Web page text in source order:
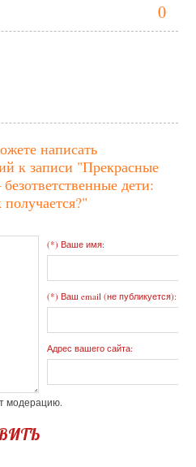
0
написать
к записи "Прекрасные
дети:
(*) Ваше имя:
(*) Ваш email (не публикуется):
Адрес вашего сайта:
модерацию.